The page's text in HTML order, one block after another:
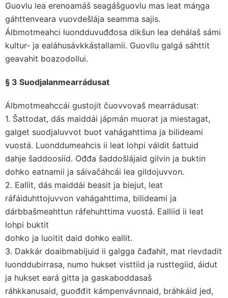
Guovlu lea erenoamáš seagášguovlu mas leat máŋga
gáhttenveara vuovdešlája seamma sajis.
Álbmotmeahci luondduvuđđosa dikšun lea dehálaš sámi
kultur- ja ealáhusávkkástallamii. Guovllu galgá sáhttit
geavahit boazodollui.
§ 3 Suodjalanmearrádusat
Álbmotmeahccái gustojit čuovvovaš mearrádusat:
1. Šattodat, dás maiddái jápmán muorat ja miestagat,
galget suodjaluvvot buot vahágahttima ja bilideami
vuostá. Luonddumeahcis ii leat lohpi váldit šattuid
dahje šaddoosiid. Ođđa šaddošlájaid gilvin ja buktin
dohko eatnamii ja sáivačáhcái lea gildojuvvon.
2. Eallit, dás maiddái beasit ja biejut, leat
ráfáiduhttojuvvon vahágahttima, bilideami ja
dárbbašmeahttun ráfehuhttima vuostá. Ealliid ii leat
lohpi buktit
dohko ja luoitit daid dohko eallit.
3. Dakkár doaibmabijuid ii galgga čađahit, mat rievdadit
luonddubirrasa, numo hukset visttiid ja rusttegiid, áidut
ja hukset eará gitta ja gaskaboddasaš
ráhkkanusaid, guođđit kámpenvávnnaid, bráhkáid jed,